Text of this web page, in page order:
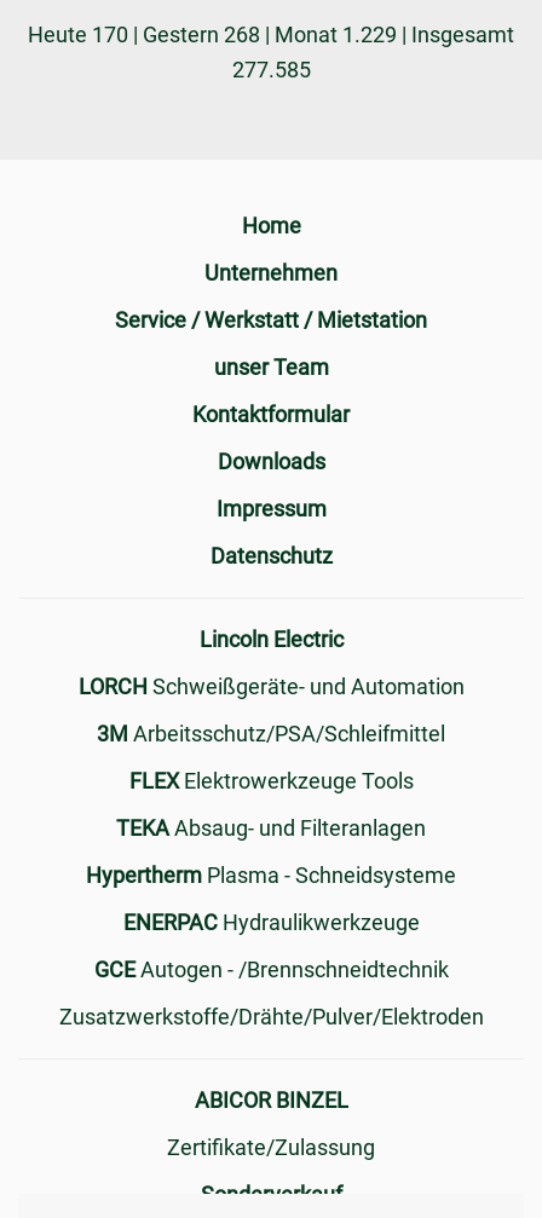
Heute 170 | Gestern 268 | Monat 1.229 | Insgesamt
277.585
Home
Unternehmen
Service / Werkstatt / Mietstation
unser Team
Kontaktformular
Downloads
Impressum
Datenschutz
Lincoln Electric
LORCH Schweißgeräte- und Automation
3M Arbeitsschutz/PSA/Schleifmittel
FLEXElektrowerkzeuge Tools
TEKAAbsaug- und Filteranlagen
Hypertherm Plasma - Schneidsysteme
ENERPACHydraulikwerkzeuge
GCE Autogen - /Brennschneidtechnik
Zusatzwerkstoffe/Drähte/Pulver/Elektroden
ABICOR BINZEL
Zertifikate/Zulassung
Sonderverkauf